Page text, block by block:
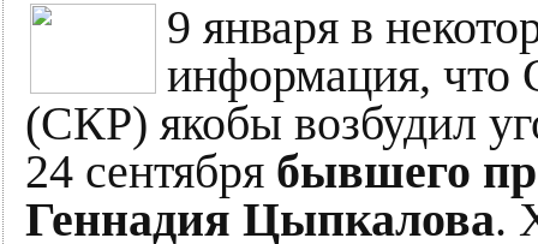
9 января в
информация, что
(СКР) якобы возбудил
24 сентября бывшего
Геннадия Цыпкалова.